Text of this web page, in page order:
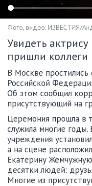
Фото, видео: ИЗВЕСТИЯ/
Увидеть
пришли коллеги
В Москве простились
Российской
Об этом сообщил
присутствующий на
Церемония прошла в
служила многие годы.
учреждения
а на сцене
Екатерину
десятки людей:
Многие из